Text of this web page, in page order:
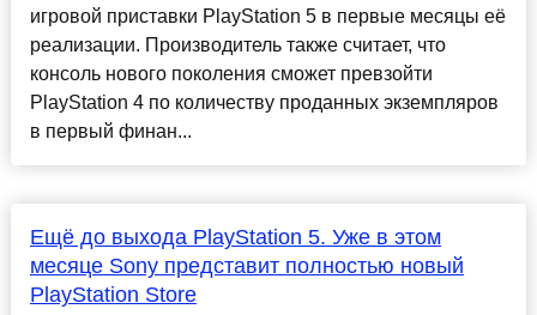
игровой приставки PlayStation 5 в первые месяцы её
реализации. Производитель также считает, что
консоль нового поколения сможет превзойти
PlayStation 4 по количеству проданных экземпляров
в первый финан...
Ещё до выхода PlayStation 5. Уже в этом
месяце Sony представит полностью новый
PlayStation Store